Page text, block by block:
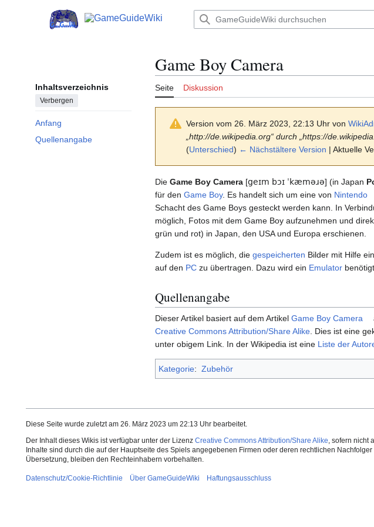
Hauptmenü
Inhaltsverzeichnis
Verbergen
Anfang
Quellenangabe
Game Boy Camera
Seite Diskussion
Version vom 26. März 2023, 22:13 Uhr von
„http://de.wikipedia.org“ durch „https://
(Unterschied) ← Nächstältere Version | Aktuelle
Die Game Boy Camera [geɪm bɔɪ ˈkæməɹə] (in Japan
für den Game Boy. Es handelt sich um eine von Nintendo
Schacht des Game Boys gesteckt werden kann. In
möglich, Fotos mit dem Game Boy aufzunehmen und
grün und rot) in Japan, den USA und Europa erschienen.
Zudem ist es möglich, die gespeicherten Bilder mit Hilfe
auf den PC zu übertragen. Dazu wird ein Emulator benötigt.
Quellenangabe
Dieser Artikel basiert auf dem Artikel Game Boy Camera
Creative Commons Attribution/Share Alike . Dies ist eine
unter obigem Link. In der Wikipedia ist eine Liste der
Kategorie: Zubehör
Diese Seite wurde zuletzt am 26. März 2023 um 22:13 Uhr bearbeitet.
Der Inhalt dieses Wikis ist verfügbar unter der Lizenz Creative Commons Attribution/Share Alike, sofern nicht
Inhalte sind durch die auf der Hauptseite des Spiels angegebenen Firmen oder deren rechtlichen
Übersetzung, bleiben den Rechteinhabern vorbehalten.
Datenschutz/Cookie-Richtlinie Über GameGuideWiki Haftungsausschluss